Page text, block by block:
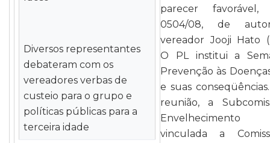
Diversos representantes
debateram com os
vereadores verbas de
custeio para o grupo e
políticas públicas para a
terceira idade
parecer
0504/08, de
vereador Jooji Hato
O PL institui a
Prevenção às
e suas
reunião, a
Envelhecimento
vinculada a